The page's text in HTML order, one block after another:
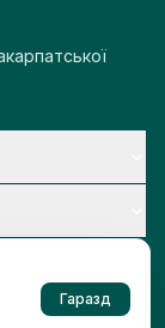
захищено.
Гаразд